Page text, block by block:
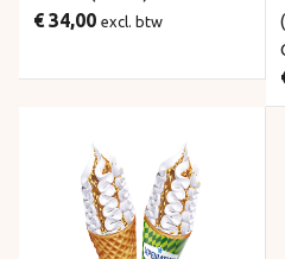
€ 34,00 excl. btw